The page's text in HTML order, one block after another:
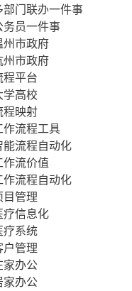
部门联办一件事
务员一件事
州市政府
州市政府
程平台
学高校
程映射
作流程工具
能流程自动化
作流价值
作流程自动化
目管理
疗信息化
疗系统
户管理
家办公
家办公